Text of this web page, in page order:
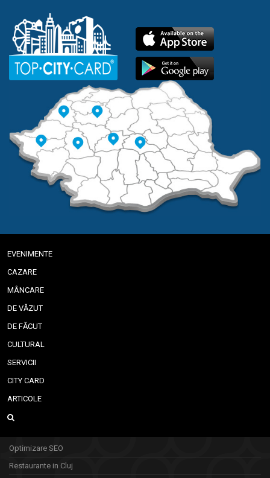
EVENIMENTE
CAZARE
MÂNCARE
DE VĂZUT
DE FĂCUT
CULTURAL
SERVICII
CITY CARD
ARTICOLE
Optimizare SEO
Restaurante in Cluj